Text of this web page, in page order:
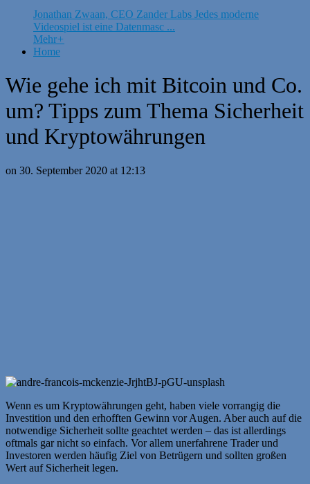
Jonathan Zwaan, CEO Zander Labs Jedes moderne
Videospiel ist eine Datenmasc ...
Mehr+
Home
Wie gehe ich mit Bitcoin und Co.
um? Tipps zum Thema Sicherheit
und Kryptowährungen
on 30. September 2020 at 12:13
Wenn es um Kryptowährungen geht, haben viele vorrangig die
Investition und den erhofften Gewinn vor Augen. Aber auch auf die
notwendige Sicherheit sollte geachtet werden – das ist allerdings
oftmals gar nicht so einfach. Vor allem unerfahrene Trader und
Investoren werden häufig Ziel von Betrügern und sollten großen
Wert auf Sicherheit legen.